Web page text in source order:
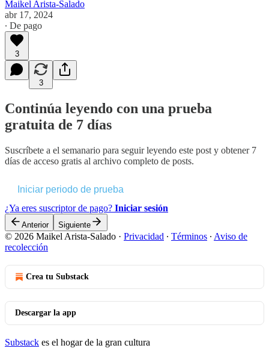
Maikel Arista-Salado
abr 17, 2024
∙ De pago
3
3
Continúa leyendo con una prueba
gratuita de 7 días
Suscríbete a el semanario para seguir leyendo este post y obtener 7
días de acceso gratis al archivo completo de posts.
Iniciar periodo de prueba
¿Ya eres suscriptor de pago? Iniciar sesión
Anterior Siguiente
© 2026 Maikel Arista-Salado · Privacidad ∙ Términos ∙ Aviso de
recolección
Crea tu Substack
Descargar la app
Substack es el hogar de la gran cultura